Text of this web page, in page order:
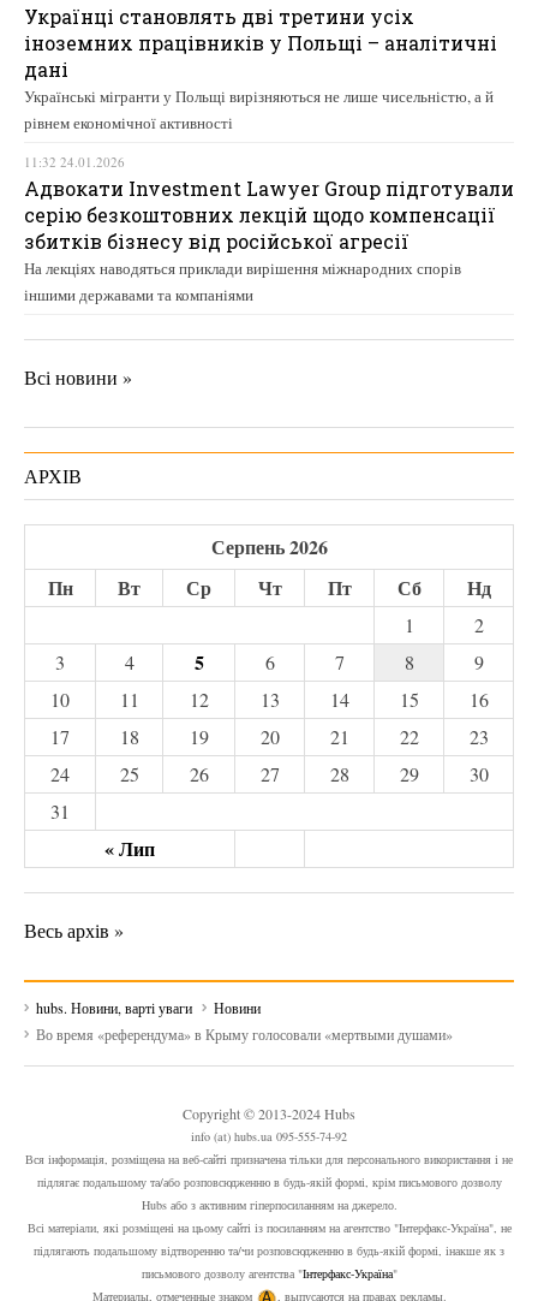
Українці становлять дві третини усіх
іноземних працівників у Польщі – аналітичні
дані
Українські мігранти у Польщі вирізняються не лише чисельністю, а й
рівнем економічної активності
11:32 24.01.2026
Адвокати Investment Lawyer Group підготували
серію безкоштовних лекцій щодо компенсації
збитків бізнесу від російської агресії
На лекціях наводяться приклади вирішення міжнародних спорів
іншими державами та компаніями
Всі новини »
АРХІВ
Серпень 2026
Пн
Вт Ср Чт Пт Сб Нд
« Лип
1
2
3
4 5 6 7 8
9
10
11 12 13 14 15
16
17
18 19 20 21 22
23
24
25 26 27 28 29
30
31
Весь архів »
hubs. Новини, варті уваги
Новини
Во время «референдума» в Крыму голосовали «мертвыми душами»
Copyright © 2013-2024 Hubs
info (at) hubs.ua 095-555-74-92
Вся інформація, розміщена на веб-сайті призначена тільки для персонального використання і не
підлягає подальшому та/або розповсюдженню в будь-якій формі, крім письмового дозволу
Hubs або з активним гіперпосиланням на джерело.
Всі матеріали, які розміщені на цьому сайті із посиланням на агентство "Інтерфакс-Україна", не
підлягають подальшому відтворенню та/чи розповсюдженню в будь-якій формі, інакше як з
письмового дозволу агентства "Інтерфакс-Україна"
Материалы, отмеченные знаком
, выпусаются на правах рекламы.